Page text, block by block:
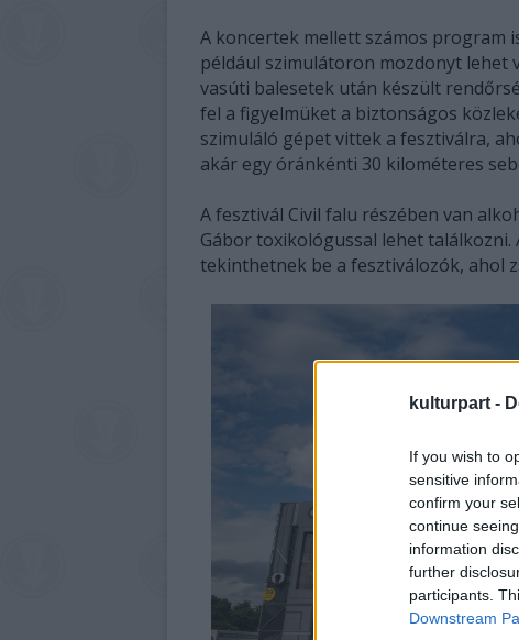
kulturpart -
If you wish to
sensitive
confirm your
continue
information
further
participants.
Downstream
A koncertek mellett számos program
például szimulátoron mozdonyt lehet
vasúti balesetek után készült
fel a figyelmüket a biztonságos
szimuláló gépet vittek a fesztiválra,
akár egy óránkénti 30 kilométeres
A fesztivál Civil falu részében van
Gábor toxikológussal lehet
tekinthetnek be a fesztiválozók, ahol